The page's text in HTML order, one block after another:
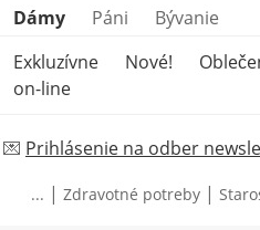
Preskočiť kategórie produktov
Dámy Páni
Bývanie
Exkluzívne
on-line
Nové!
💌 Prihlásenie na odber
... | Zdravotné potreby |